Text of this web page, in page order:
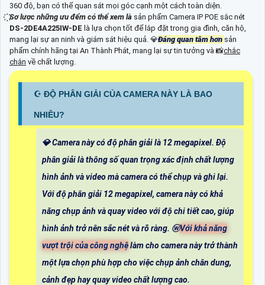
360 độ, bạn có thể quan sát mọi góc cạnh một cách toàn diện.
Sơ lược những ưu đểm có thể xem là sản phẩm Camera IP POE sắc nét
DS-2DE4A225IW-DE là lựa chọn tốt để lắp đặt trong gia đình, căn hộ,
mang lại sự an ninh và giám sát hiệu quả. 💎Đáng quan tâm hơn sản
phẩm chính hãng tại An Thành Phát, mang lại sự tin tưởng và 📸chắc
chắn về chất lượng.
☪ ĐỘ PHÂN GIẢI CỦA CAMERA NÀY LÀ BAO
NHIÊU?
💎 Camera này có độ phân giải là 12 megapixel. Độ
phân giải là thông số quan trọng xác định chất lượng
hình ảnh và video mà camera có thể chụp và ghi lại.
Với độ phân giải 12 megapixel, camera này có khả
năng chụp ảnh và quay video với độ chi tiết cao, giúp
hình ảnh trở nên sắc nét và rõ ràng. ⓦVới khả năng
vượt trội của công nghệlàm cho camera này trở thành
một lựa chọn phù hợp cho việc chụp ảnh chân dung,
cảnh đẹp hay quay video chất lượng cao.